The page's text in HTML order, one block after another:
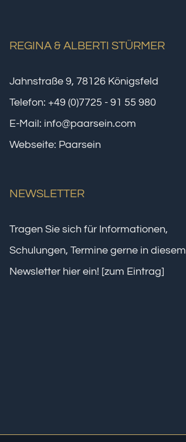
REGINA & ALBERTI STÜRMER
Jahnstraße 9, 78126 Königsfeld
Telefon: +49 (0)7725 - 91 55 980
E-Mail: info@paarsein.com
Webseite: Paarsein
NEWSLETTER
Tragen Sie sich für Informationen,
Schulungen, Termine gerne in diesem
Newsletter hier ein! [zum Eintrag]